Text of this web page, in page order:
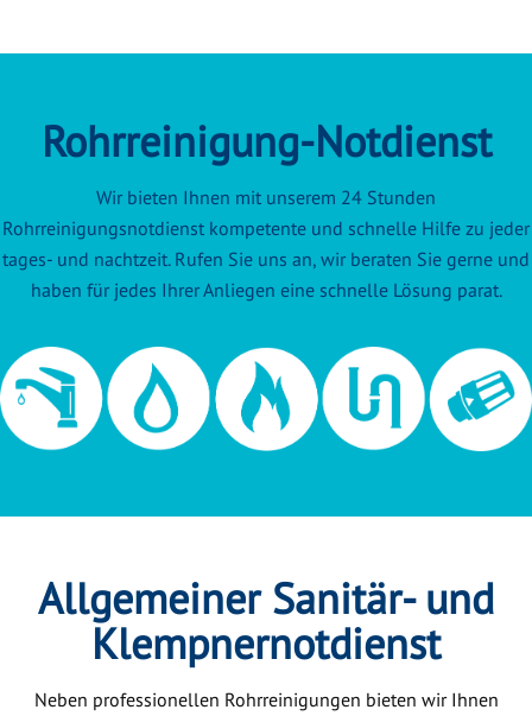
Rohrreinigung-Notdienst
Wir bieten Ihnen mit unserem 24 Stunden
Rohrreinigungsnotdienst kompetente und schnelle Hilfe zu jeder
tages- und nachtzeit. Rufen Sie uns an, wir beraten Sie gerne und
haben für jedes Ihrer Anliegen eine schnelle Lösung parat.
Allgemeiner Sanitär- und
Klempnernotdienst
Neben professionellen Rohrreinigungen bieten wir Ihnen